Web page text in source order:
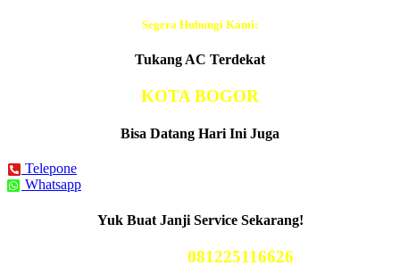
Segera Hubungi Kami:
Tukang AC Terdekat
KOTA BOGOR
Bisa Datang Hari Ini Juga
Telepone
Whatsapp
Yuk Buat Janji Service Sekarang!
081225116626